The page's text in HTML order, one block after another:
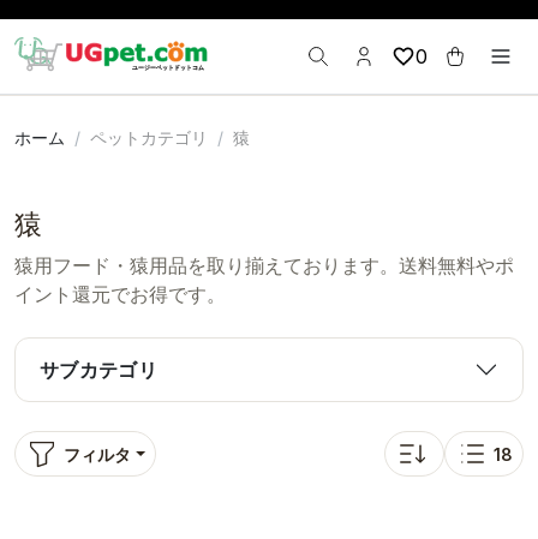
0
ホーム ペットカテゴリ 猿
猿
猿用フード・猿用品を取り揃えております。送料無料やポ
イント還元でお得です。
サブカテゴリ
フィルタ
並び替え: 人気順
表示
18